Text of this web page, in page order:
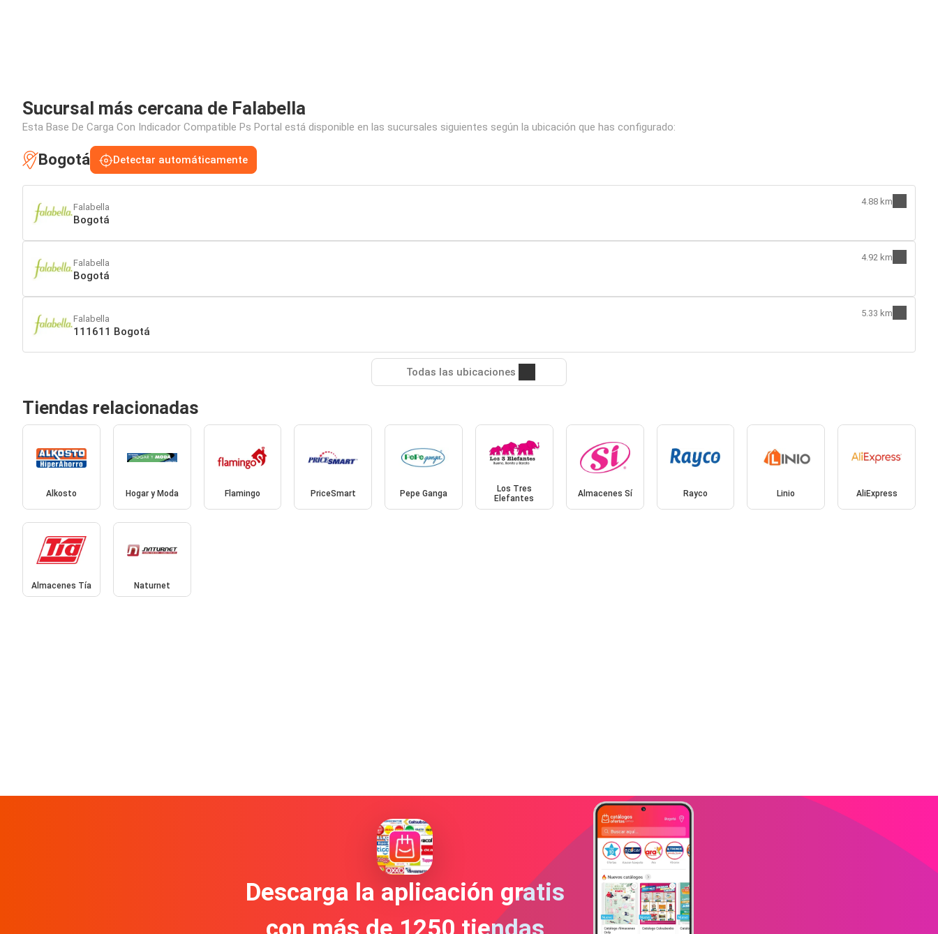
Sucursal más cercana de Falabella
Esta Base De Carga Con Indicador Compatible Ps Portal está disponible en las sucursales siguientes según la ubicación que has configurado:
Bogotá Detectar automáticamente
Falabella
Bogotá
4.88 km
Falabella
Bogotá
4.92 km
Falabella
111611 Bogotá
5.33 km
Todas las ubicaciones
Tiendas relacionadas
Alkosto Hogar y Moda Flamingo PriceSmart Pepe Ganga
Los Tres
Elefantes
Almacenes Sí Rayco Linio AliExpress
Almacenes Tía Naturnet
Descarga la aplicación gratis